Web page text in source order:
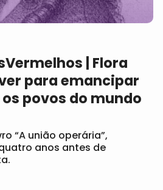
| Flora
para emancipar
povos do mundo
“A união operária”,
anos antes de